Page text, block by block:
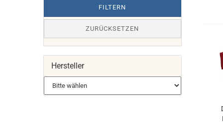
FILTERN
ZURÜCKSETZEN
Hersteller